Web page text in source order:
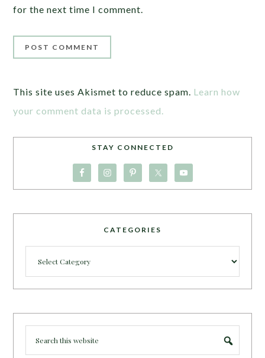
for the next time I comment.
This site uses Akismet to reduce spam. Learn how
your comment data is processed.
STAY CONNECTED
CATEGORIES